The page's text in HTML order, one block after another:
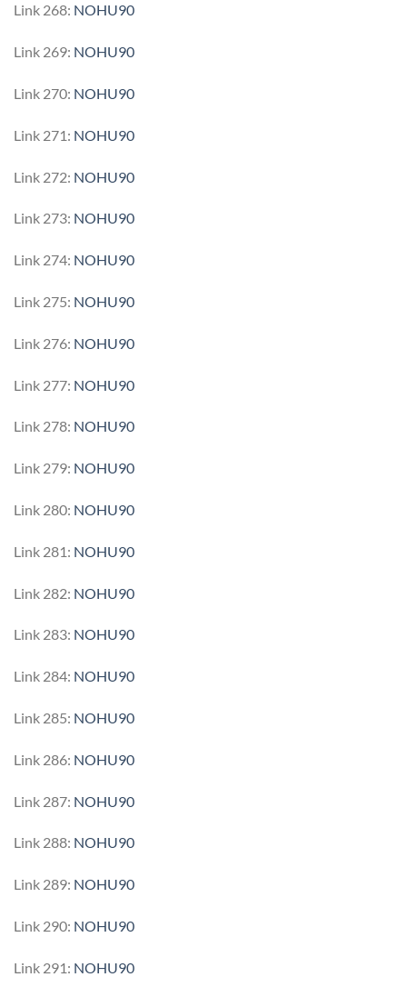
Link 268: NOHU90
Link 269: NOHU90
Link 270: NOHU90
Link 271: NOHU90
Link 272: NOHU90
Link 273: NOHU90
Link 274: NOHU90
Link 275: NOHU90
Link 276: NOHU90
Link 277: NOHU90
Link 278: NOHU90
Link 279: NOHU90
Link 280: NOHU90
Link 281: NOHU90
Link 282: NOHU90
Link 283: NOHU90
Link 284: NOHU90
Link 285: NOHU90
Link 286: NOHU90
Link 287: NOHU90
Link 288: NOHU90
Link 289: NOHU90
Link 290: NOHU90
Link 291: NOHU90